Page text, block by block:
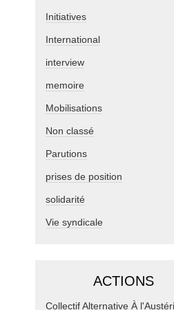
Initiatives
International
interview
memoire
Mobilisations
Non classé
Parutions
prises de position
solidarité
Vie syndicale
ACTIONS
Collectif Alternative À